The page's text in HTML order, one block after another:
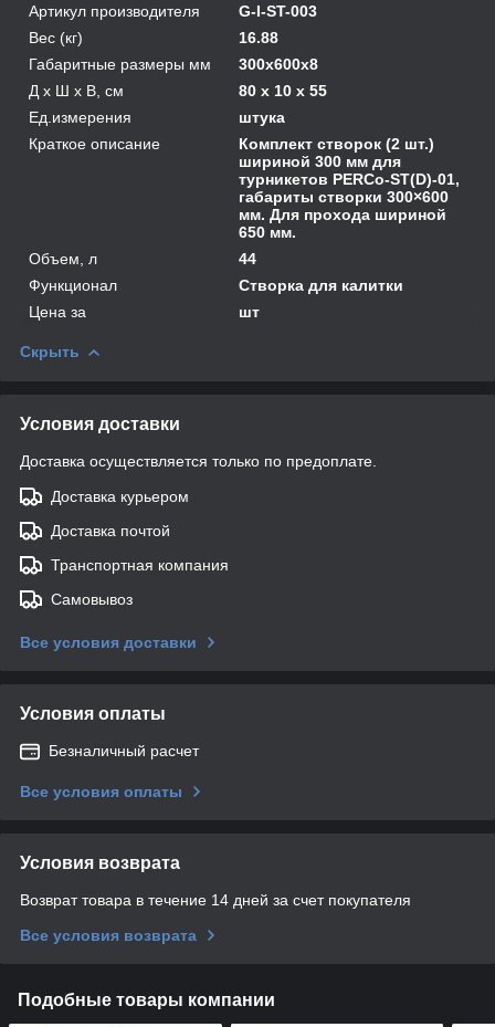
Артикул производителя
G-I-ST-003
Вес (кг)
16.88
Габаритные размеры мм
300х600х8
Д х Ш х В, см
80 x 10 x 55
Ед.измерения
штука
Краткое описание
Комплект створок (2 шт.)
шириной 300 мм для
турникетов PERCo-ST(D)-01,
габариты створки 300×600
мм. Для прохода шириной
650 мм.
Объем, л
44
Функционал
Створка для калитки
Цена за
шт
Скрыть
Условия доставки
Доставка осуществляется только по предоплате.
Доставка курьером
Доставка почтой
Транспортная компания
Самовывоз
Все условия доставки
Условия оплаты
Безналичный расчет
Все условия оплаты
Условия возврата
Возврат товара в течение 14 дней за счет покупателя
Все условия возврата
Подобные товары компании